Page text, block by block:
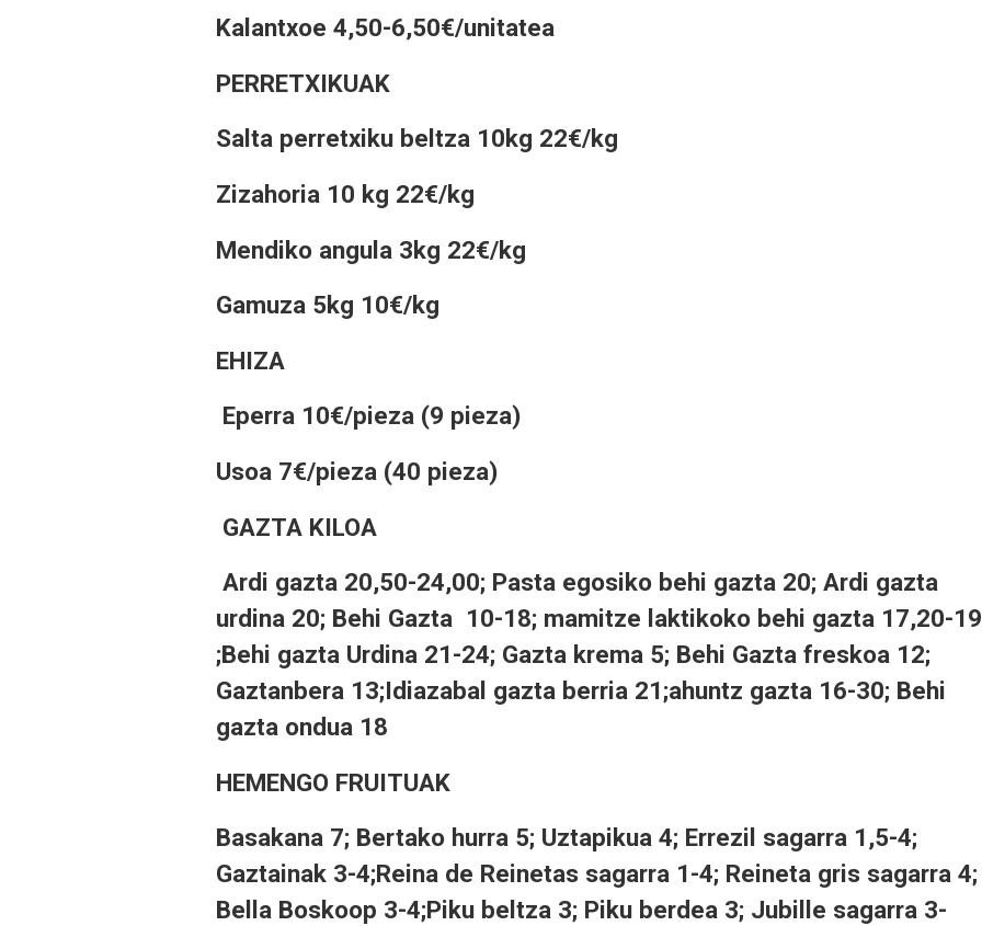
Kalantxoe 4,50-6,50€/unitatea
PERRETXIKUAK
Salta perretxiku beltza 10kg 22€/kg
Zizahoria 10 kg 22€/kg
Mendiko angula 3kg 22€/kg
Gamuza 5kg 10€/kg
EHIZA
Eperra 10€/pieza (9 pieza)
Usoa 7€/pieza (40 pieza)
GAZTA KILOA
Ardi gazta 20,50-24,00; Pasta egosiko behi gazta 20; Ardi gazta
urdina 20; Behi Gazta 10-18; mamitze laktikoko behi gazta 17,20-19
;Behi gazta Urdina 21-24; Gazta krema 5; Behi Gazta freskoa 12;
Gaztanbera 13;Idiazabal gazta berria 21;ahuntz gazta 16-30; Behi
gazta ondua 18
HEMENGO FRUITUAK
Basakana 7; Bertako hurra 5; Uztapikua 4; Errezil sagarra 1,5-4;
Gaztainak 3-4;Reina de Reinetas sagarra 1-4; Reineta gris sagarra 4;
Bella Boskoop 3-4;Piku beltza 3; Piku berdea 3; Jubille sagarra 3-